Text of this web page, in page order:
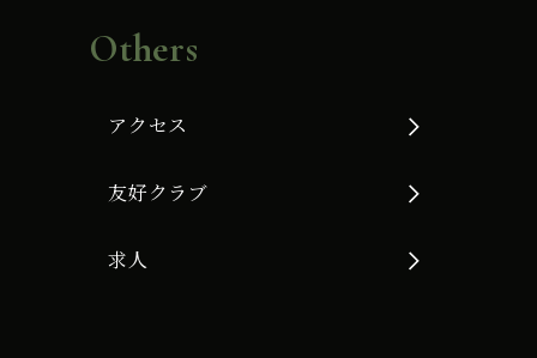
Others
アクセス
友好クラブ
求人